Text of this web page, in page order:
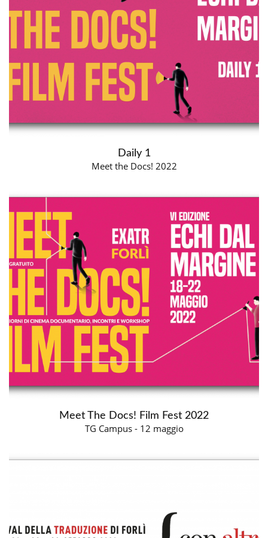
Daily 1
Meet the Docs! 2022
Meet The Docs! Film Fest 2022
TG Campus - 12 maggio